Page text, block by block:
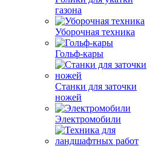
газона
Уборочная техника
Гольф-кары
Станки для заточки
ножей
Электромобили